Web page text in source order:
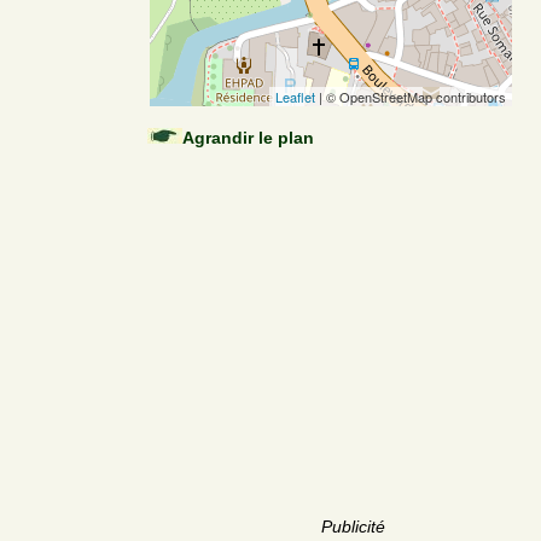
Leaflet | © OpenStreetMap contributors
Agrandir le plan
Publicité